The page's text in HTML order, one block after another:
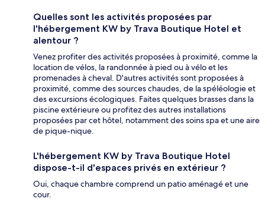
Quelles sont les activités proposées par
l'hébergement KW by Trava Boutique Hotel et
alentour ?
Venez profiter des activités proposées à proximité, comme la
location de vélos, la randonnée à pied ou à vélo et les
promenades à cheval. D'autres activités sont proposées à
proximité, comme des sources chaudes, de la spéléologie et
des excursions écologiques. Faites quelques brasses dans la
piscine extérieure ou profitez des autres installations
proposées par cet hôtel, notamment des soins spa et une aire
de pique-nique.
L'hébergement KW by Trava Boutique Hotel
dispose-t-il d'espaces privés en extérieur ?
Oui, chaque chambre comprend un patio aménagé et une
cour.